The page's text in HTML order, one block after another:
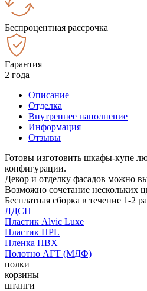
Беспроцентная рассрочка
Гарантия
2 года
Описание
Отделка
Внутреннее наполнение
Информация
Отзывы
Готовы изготовить шкафы-купе
конфигурации.
Декор и отделку фасадов можно
Возможно сочетание нескольких
Бесплатная сборка в течение 1-2
ЛДСП
Пластик Alvic Luxe
Пластик HPL
Пленка ПВХ
Полотно АГТ (МДФ)
полки
корзины
штанги